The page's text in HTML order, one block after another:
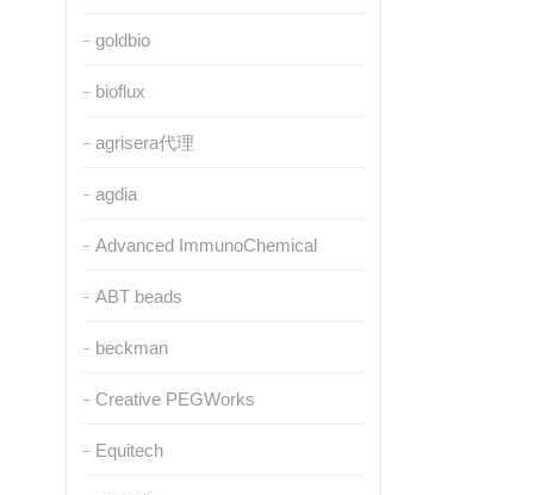
goldbio
bioflux
agrisera代理
agdia
Advanced ImmunoChemical
ABT beads
beckman
Creative PEGWorks
Equitech